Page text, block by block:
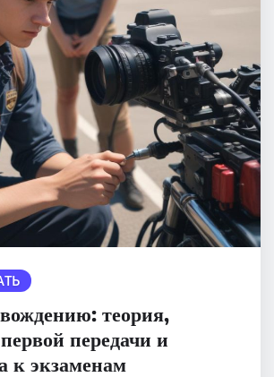
теория,
передачи и
к экзаменам